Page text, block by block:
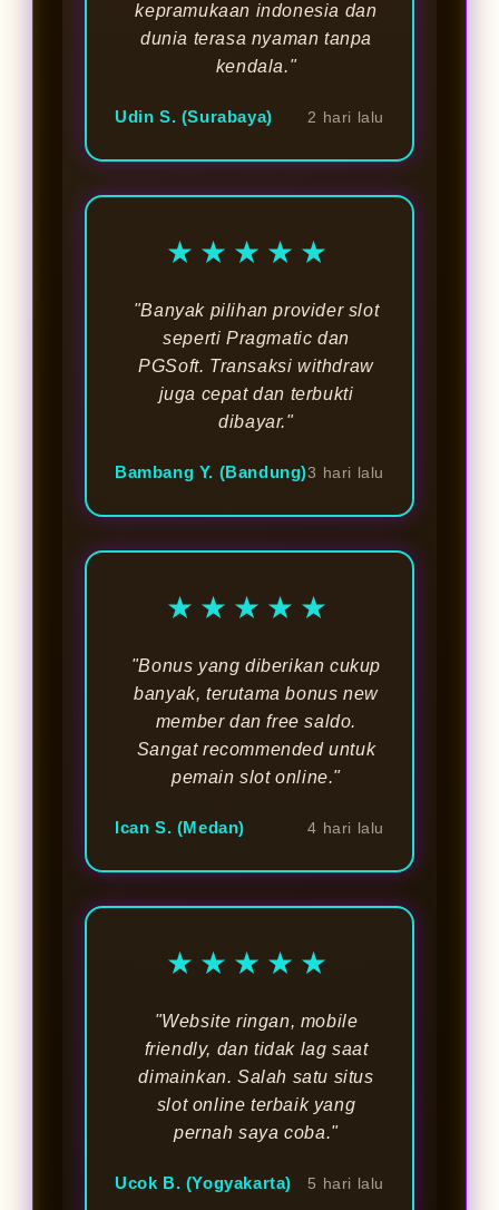
kepramukaan indonesia dan
dunia terasa nyaman tanpa
kendala."
Udin S. (Surabaya) 2 hari lalu
★★★★★
"Banyak pilihan provider slot
seperti Pragmatic dan
PGSoft. Transaksi withdraw
juga cepat dan terbukti
dibayar."
Bambang Y. (Bandung)3 hari lalu
★★★★★
"Bonus yang diberikan cukup
banyak, terutama bonus new
member dan free saldo.
Sangat recommended untuk
pemain slot online."
Ican S. (Medan) 4 hari lalu
★★★★★
"Website ringan, mobile
friendly, dan tidak lag saat
dimainkan. Salah satu situs
slot online terbaik yang
pernah saya coba."
Ucok B. (Yogyakarta) 5 hari lalu